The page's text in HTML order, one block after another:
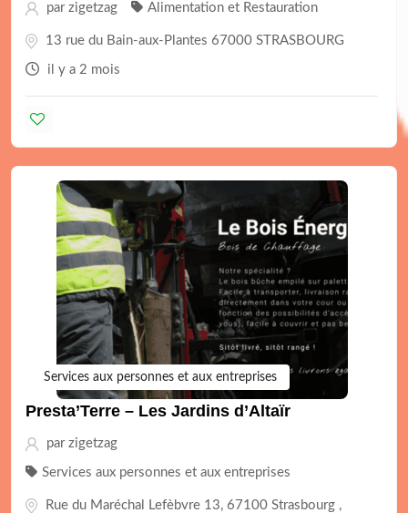
par zigetzag Alimentation et Restauration
13 rue du Bain-aux-Plantes 67000 STRASBOURG
il y a 2 mois
Services aux personnes et aux entreprises
Presta’Terre – Les Jardins d’Altaïr
par zigetzag
Services aux personnes et aux entreprises
Rue du Maréchal Lefèbvre 13, 67100 Strasbourg ,